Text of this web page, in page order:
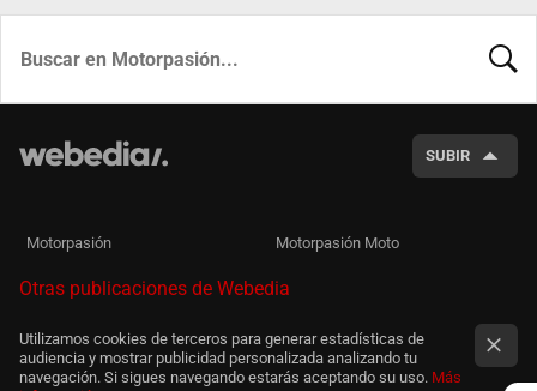
SUBIR
Motorpasión Motorpasión Moto
Otras publicaciones de Webedia
Utilizamos cookies de terceros para generar estadísticas de
audiencia y mostrar publicidad personalizada analizando tu
navegación. Si sigues navegando estarás aceptando su uso. Más